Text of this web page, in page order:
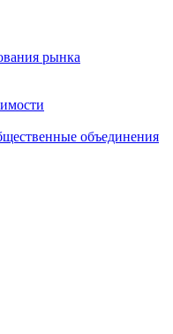
рынка
объединения